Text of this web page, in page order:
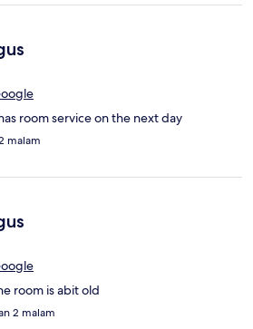
room service on the next day
malam
room is abit old
2 malam